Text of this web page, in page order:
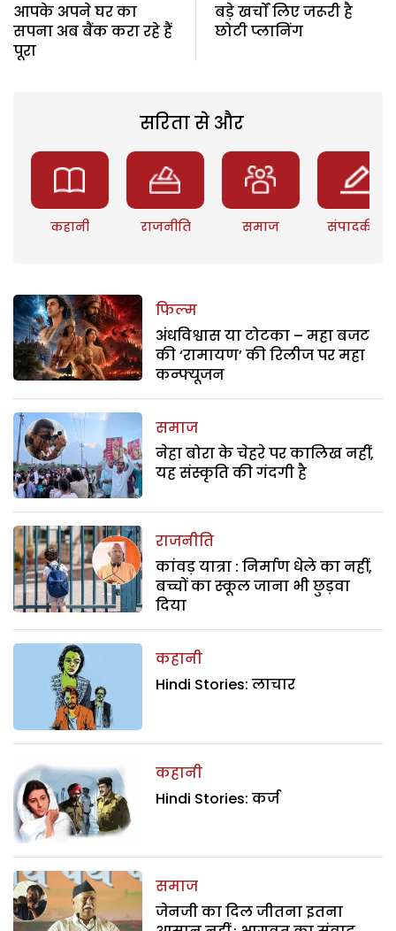
आपके अपने घर का
सपना अब बैंक करा रहे हैं
पूरा
बड़े खर्चों लिए जरूरी है
छोटी प्लानिंग
सरिता से और
कहानी राजनीति समाज संपादकीय
फिल्म
अंधविश्वास या टोटका – महा बजट
की ‘रामायण’ की रिलीज पर महा
कन्फ्यूजन
समाज
नेहा बोरा के चेहरे पर कालिख नहीं,
यह संस्कृति की गंदगी है
राजनीति
कांवड़ यात्रा : निर्माण धेले का नहीं,
बच्चों का स्कूल जाना भी छुड़वा
दिया
कहानी
Hindi Stories: लाचार
कहानी
Hindi Stories: कर्ज
समाज
जेनजी का दिल जीतना इतना